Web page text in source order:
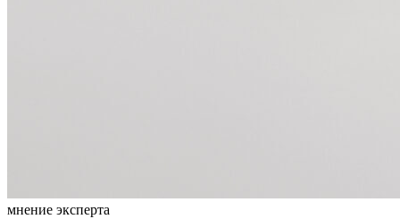
мнение эксперта